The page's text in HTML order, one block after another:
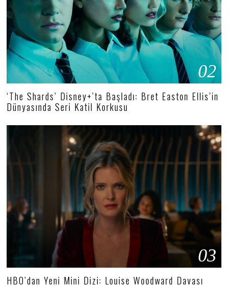
02
‘The Shards’ Disney+’ta Başladı: Bret Easton Ellis’in
Dünyasında Seri Katil Korkusu
03
HBO’dan Yeni Mini Dizi: Louise Woodward Davası